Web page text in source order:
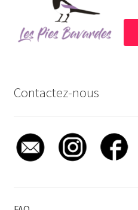
Contactez-nous